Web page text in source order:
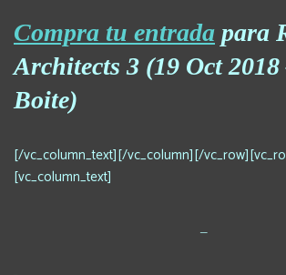
Compra tu entrada para
Architects 3 (19 Oct 2018
Boite)
[/vc_column_text][/vc_column][/
[vc_column_text]